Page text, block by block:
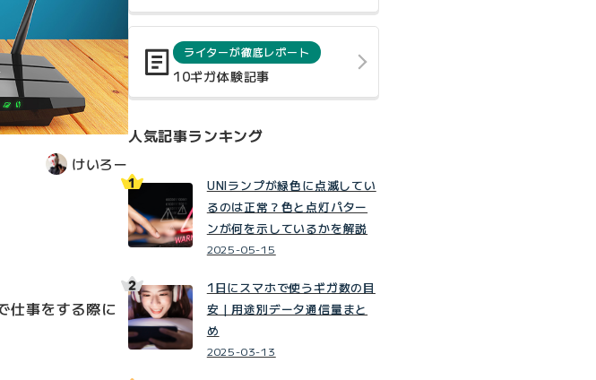
けいろー
仕事をする際に
ライターが徹底レポート
10ギガ体験記事
人気記事ランキング
UNIランプが緑色に点滅してい
るのは正常？色と点灯パター
ンが何を示しているかを解説
2025-05-15
1日にスマホで使うギガ数の目
安｜用途別データ通信量まと
め
2025-03-13